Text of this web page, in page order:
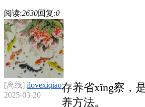
阅读:2630回复:0
[离线] ilovexiqiao
2025-03-20
存养省xǐng察，
养方法。